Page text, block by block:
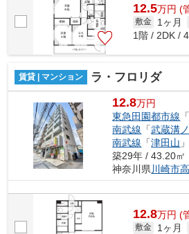
12.5万円 (
敷金 1ヶ月
1階 / 2DK /
賃貸 | マンション ラ・フロリダ
12.8万円
東急田園都市線
南武線 「武蔵溝
南武線 「津田山
築29年 / 43.20㎡
神奈川県 川崎市
12.8万円 (
敷金 1ヶ月